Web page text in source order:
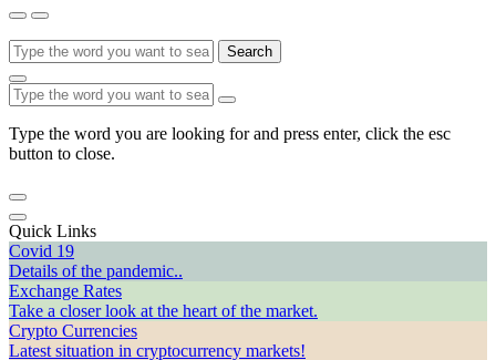
Search
Type the word you are looking for and press enter, click the esc
button to close.
Quick Links
Covid 19
Details of the pandemic..
Exchange Rates
Take a closer look at the heart of the market.
Crypto Currencies
Latest situation in cryptocurrency markets!